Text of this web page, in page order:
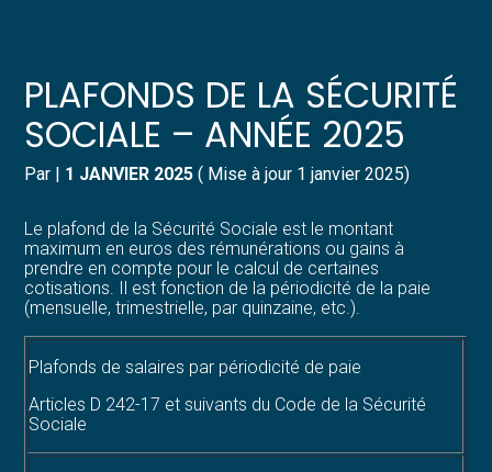
Gérer votre quotidien
Piloter votre entreprise
Développer votre entreprise
Construire votre patrimoine
Structurer votre croissance
Être prêt pour la facturation
électronique
Suivre votre comptabilité
Gérer vos ressources humaines
Dématérialiser vos documents
PLAFONDS DE LA SÉCURITÉ
SOCIALE – ANNÉE 2025
Par | 1 JANVIER 2025 ( Mise à jour 1 janvier 2025)
Le plafond de la Sécurité Sociale est le montant
maximum en euros des rémunérations ou gains à
prendre en compte pour le calcul de certaines
cotisations. Il est fonction de la périodicité de la paie
(mensuelle, trimestrielle, par quinzaine, etc.).
Plafonds de salaires par périodicité de paie
Articles D 242-17 et suivants du Code de la Sécurité
Sociale